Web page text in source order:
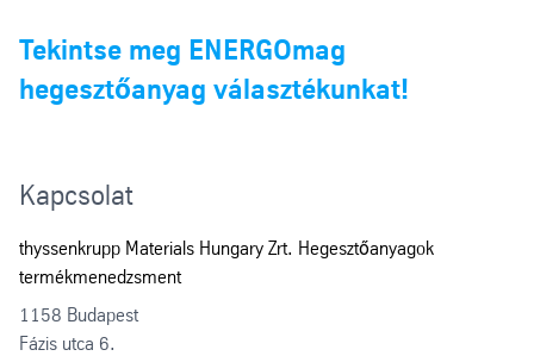
Tekintse meg ENERGOmag
hegesztőanyag választékunkat!
Kapcsolat
thyssenkrupp Materials Hungary Zrt. Hegesztőanyagok
termékmenedzsment
1158 Budapest
Fázis utca 6.